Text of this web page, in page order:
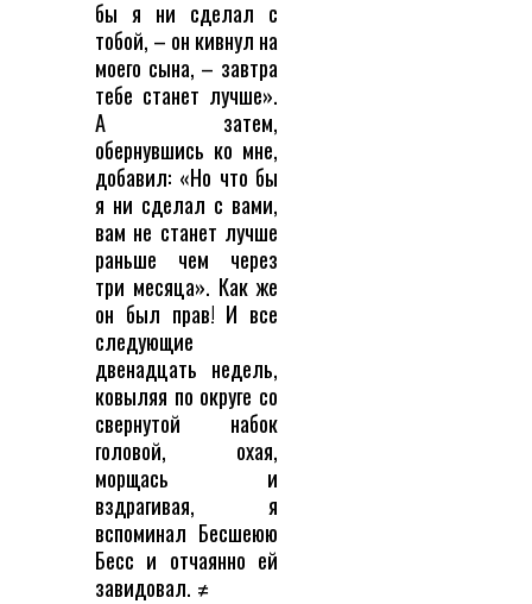
бы я ни сделал с
тобой, – он кивнул на
моего сына, – завтра
тебе станет лучше».
А затем,
обернувшись ко мне,
добавил: «Но что бы
я ни сделал с вами,
вам не станет лучше
раньше чем через
три месяца». Как же
он был прав! И все
следующие
двенадцать недель,
ковыляя по округе со
свернутой набок
головой, охая,
морщась и
вздрагивая, я
вспоминал Бесшеюю
Бесс и отчаянно ей
завидовал. ≠